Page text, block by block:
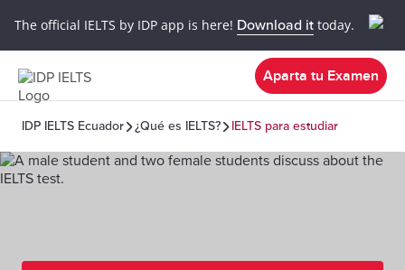
The official IELTS by IDP app is here! Download it today.
Aparta tu Examen
IDP IELTS Ecuador ¿Qué es IELTS? IELTS para estudiar